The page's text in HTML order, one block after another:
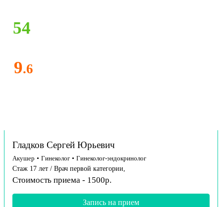
54
9.6
Гладков Сергей Юрьевич
Акушер • Гинеколог • Гинеколог-эндокринолог
Стаж 17 лет / Врач первой категории,
Стоимость приема - 1500р.
Запись на прием